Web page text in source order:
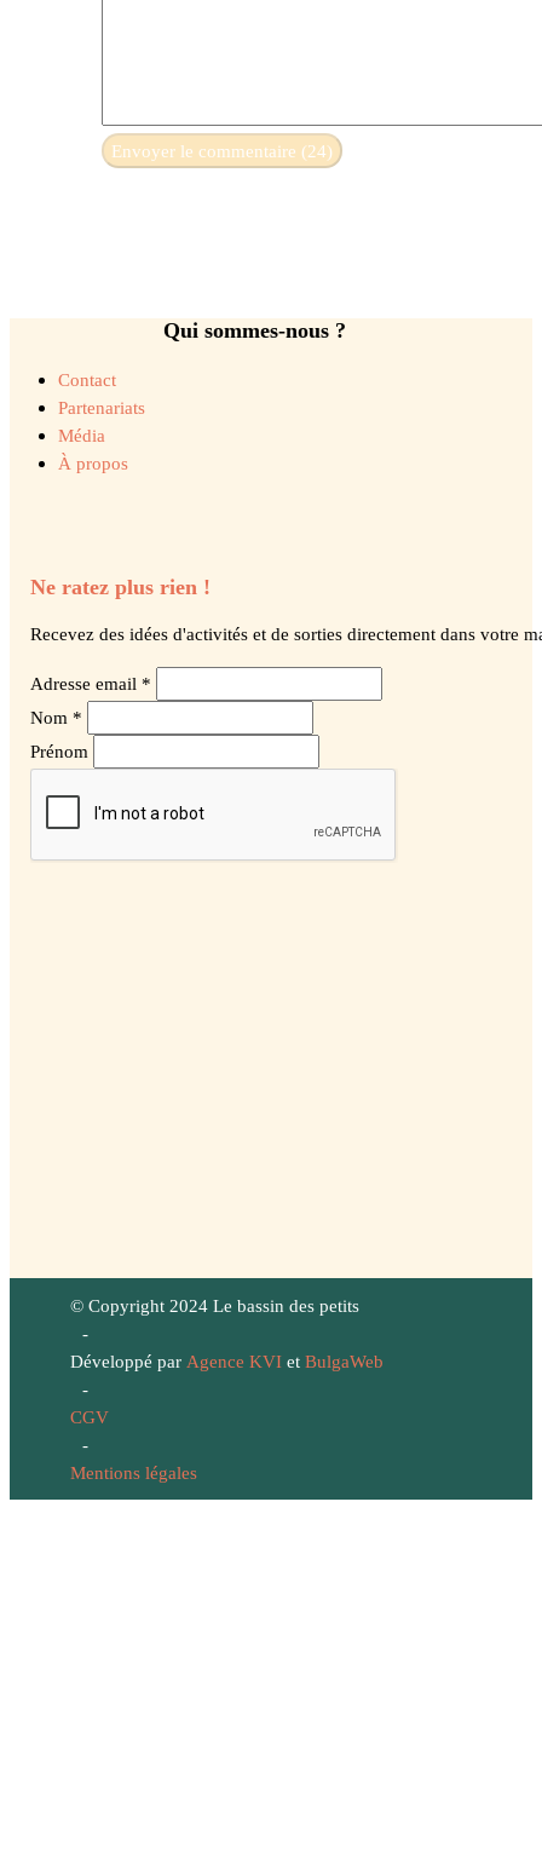
Qui sommes-nous ?
Contact
Partenariats
Média
À propos
Ne ratez plus rien !
Recevez des idées d'activités et de sorties directement dans votre
Adresse email *
Nom *
Prénom
© Copyright 2024 Le bassin des petits
-
Développé par Agence KVIet BulgaWeb
-
CGV
-
Mentions légales